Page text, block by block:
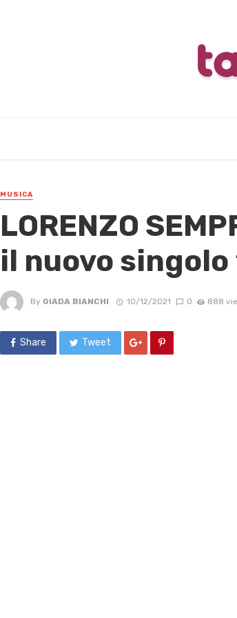
MUSICA
LORENZO
il nuovo singolo
By GIADA BIANCHI 10/12/2021 0 888
Share Tweet